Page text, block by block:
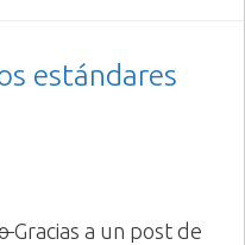
estándares
Gracias a un post de